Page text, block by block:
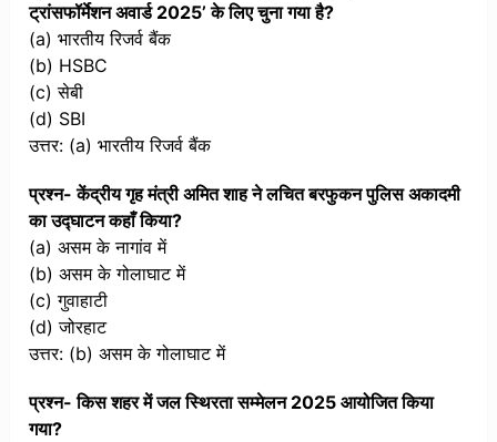
ट्रांसफॉर्मेशन अवार्ड 2025’ के लिए चुना गया है?
(a) भारतीय रिजर्व बैंक
(b) HSBC
(c) सेबी
(d) SBI
उत्तर: (a) भारतीय रिजर्व बैंक
प्रश्न- केंद्रीय गृह मंत्री अमित शाह ने लचित बरफुकन पुलिस अकादमी
का उद्घाटन कहाँ किया?
(a) असम के नागांव में
(b) असम के गोलाघाट में
(c) गुवाहाटी
(d) जोरहाट
उत्तर: (b) असम के गोलाघाट में
प्रश्न- किस शहर में जल स्थिरता सम्मेलन 2025 आयोजित किया
गया?